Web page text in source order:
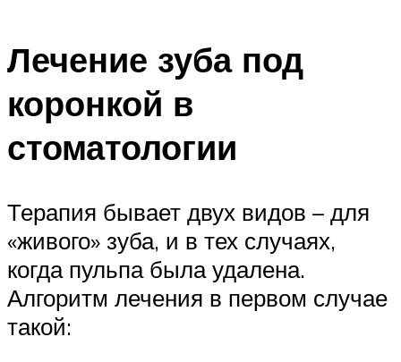
Лечение зуба под
коронкой в
стоматологии
Терапия бывает двух видов – для
«живого» зуба, и в тех случаях,
когда пульпа была удалена.
Алгоритм лечения в первом случае
такой: